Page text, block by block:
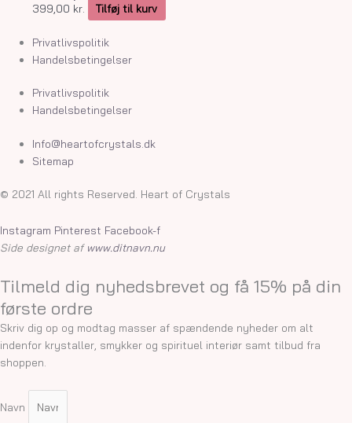
399,00 kr. Tilføj til kurv
Privatlivspolitik
Handelsbetingelser
Privatlivspolitik
Handelsbetingelser
Info@heartofcrystals.dk
Sitemap
© 2021 All rights Reserved. Heart of Crystals
Instagram Pinterest Facebook-f
Side designet af www.ditnavn.nu
Tilmeld dig nyhedsbrevet og få 15% på din
første ordre
Skriv dig op og modtag masser af spændende nyheder om alt
indenfor krystaller, smykker og spirituel interiør samt tilbud fra
shoppen.
Navn